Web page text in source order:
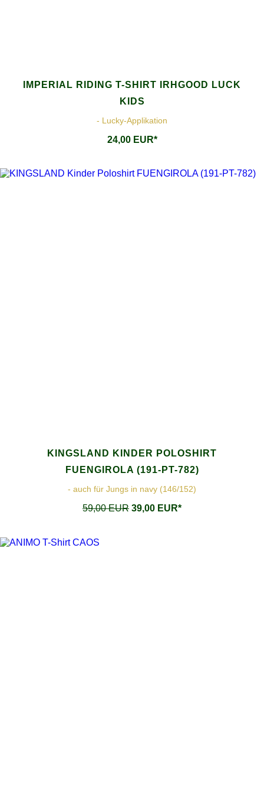
IMPERIAL RIDING T-SHIRT IRHGOOD LUCK
KIDS
- Lucky-Applikation
24,00 EUR*
KINGSLAND KINDER POLOSHIRT
FUENGIROLA (191-PT-782)
- auch für Jungs in navy (146/152)
59,00 EUR 39,00 EUR*